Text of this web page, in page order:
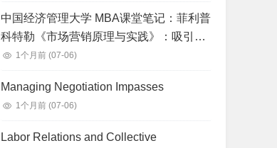
中国经济管理大学 MBA课堂笔记：菲利普
科特勒《市场营销原理与实践》：吸引消
费者和沟通顾客价值：整合营销沟通战略
1个月前 (07-06)
Managing Negotiation Impasses
1个月前 (07-06)
Labor Relations and Collective